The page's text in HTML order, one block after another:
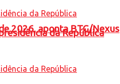
2026, aponta BTG/Nexus
da República